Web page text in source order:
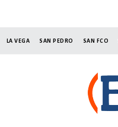
LA VEGA SAN PEDRO SAN FCO